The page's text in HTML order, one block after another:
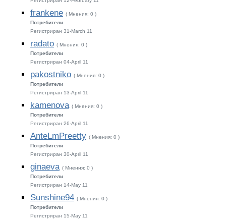
frankene ( Мнения: 0 )
Потребители
Регистриран 31-March 11
radato ( Мнения: 0 )
Потребители
Регистриран 04-April 11
pakostniko ( Мнения: 0 )
Потребители
Регистриран 13-April 11
kamenova ( Мнения: 0 )
Потребители
Регистриран 26-April 11
AnteLmPreetty ( Мнения: 0 )
Потребители
Регистриран 30-April 11
ginaeva ( Мнения: 0 )
Потребители
Регистриран 14-May 11
Sunshine94 ( Мнения: 0 )
Потребители
Регистриран 15-May 11